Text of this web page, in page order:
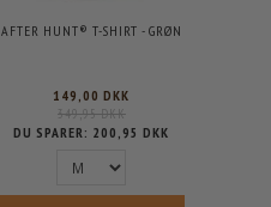
AFTER HUNT® T-SHIRT - GRØN
149,00 DKK
349,95 DKK
DU SPARER: 200,95 DKK